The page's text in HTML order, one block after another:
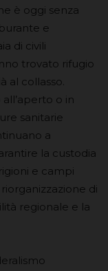
è oggi senza
e
di civili
trovato rifugio
al collasso.
o in
sanitarie
a
la custodia
e campi
di
regionale e la